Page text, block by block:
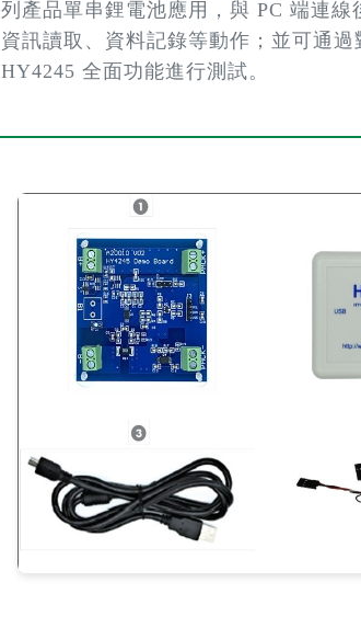
列產品單串鋰電池應用，與 PC 端連
資訊讀取、資料記錄等動作；並可通
HY4245 全面功能進行測試。